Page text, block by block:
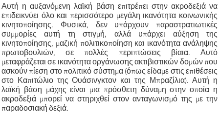
Αυτή η αυξανόμενη λαϊκή βάση επιτρέπει στην ακροδεξιά να
επιδεικνύει όλο και περισσότερο μεγάλη ικανότητα κοινωνικής
κινητοποίησης. Φυσικά, δεν υπάρχουν παραστρατιωτικές
συμμορίες αυτή τη στιγμή, αλλά υπάρχει αύξηση της
κινητοποίησης, μαζική πολιτικοποίηση και ικανότητα ανάληψης
πρωτοβουλιών, σε πολλές περιπτώσεις βίαια. Αυτό
μεταφράζεται σε ικανότητα οργάνωσης ακτιβιστικών δομών που
ασκούν πίεση στο πολιτικό σύστημα (όπως είδαμε στις επιθέσεις
στο Καπιτώλιο της Ουάσινγκτον και της Μπραζίλια). Αυτή η
λαϊκή βάση μάχης είναι μια πρόσθετη δύναμη στην οποία η
ακροδεξιά μπορεί να στηριχθεί στον ανταγωνισμό της με την
παραδοσιακή δεξιά.